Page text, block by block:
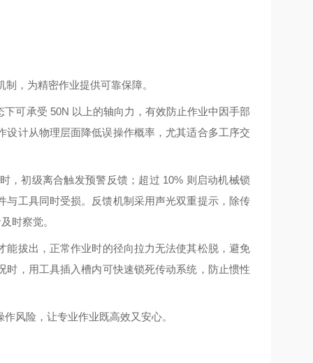
，为精密作业提供可靠保障。
可承受 50N 以上的轴向力，有效防止作业中因手部
计从物理层面降低误操作概率，尤其适合多工序交
，初级离合触发预警反馈；超过 10% 则启动机械锁
工具同时受损。反馈机制采用声光双重提示，除传
时察觉。
能拔出，正常作业时的径向拉力无法使其松脱，避免
时，用工具插入槽内可快速锁死传动系统，防止惯性
风险，让专业作业既高效又安心。